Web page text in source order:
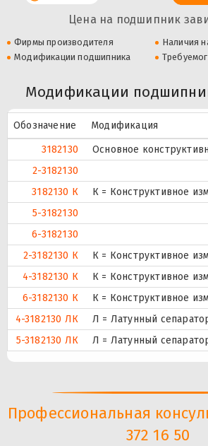
Цена на подшипник
Фирмы производителя
Наличия
Модификации подшипника
Модификации
Обозначение
Модификация
3182130
Основное
2-3182130
3182130 К
К = Конструктивное
5-3182130
6-3182130
2-3182130 К
К = Конструктивное
4-3182130 К
К = Конструктивное
6-3182130 К
К = Конструктивное
4-3182130 ЛК
Л = Латунный
5-3182130 ЛК
Л = Латунный
Профессиональная
372 16 50